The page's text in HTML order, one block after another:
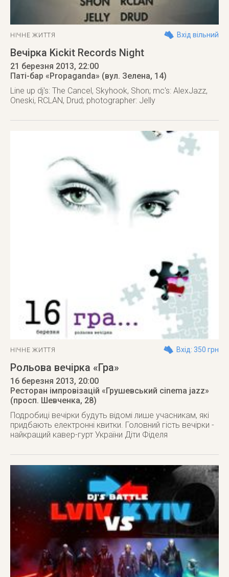
НІЧНЕ ЖИТТЯ Вхід вільний
Вечірка Kickit Records Night
21 березня 2013, 22:00
Паті-бар «Propaganda» (вул. Зелена, 14)
Line up dj's: The Cancel, Skyhook, Shon; mc's: AlexJazz,
Oneski, RCLAN, Drud; photographer: Jelly
НІЧНЕ ЖИТТЯ Вхід: 350 грн
Рольова вечірка «Гра»
16 березня 2013, 20:00
Ресторан імпровізацій «Грушевський cinema jazz»
(просп. Шевченка, 28)
Подробиці вечірки будуть відомі лише учасникам, які
придбають електронні квитки. Головний гість вечірки -
найкращий кавер-гурт України Діти Фіделя